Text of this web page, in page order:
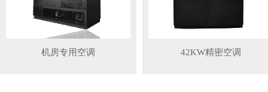
机房专用空调 42KW精密空调